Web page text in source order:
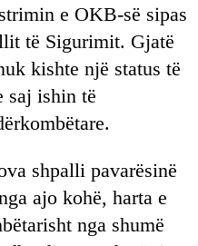
e OKB-së sipas
të Sigurimit. Gjatë
kishte një status të
saj ishin të
shpalli pavarësinë
ajo kohë, harta e
nga shumë